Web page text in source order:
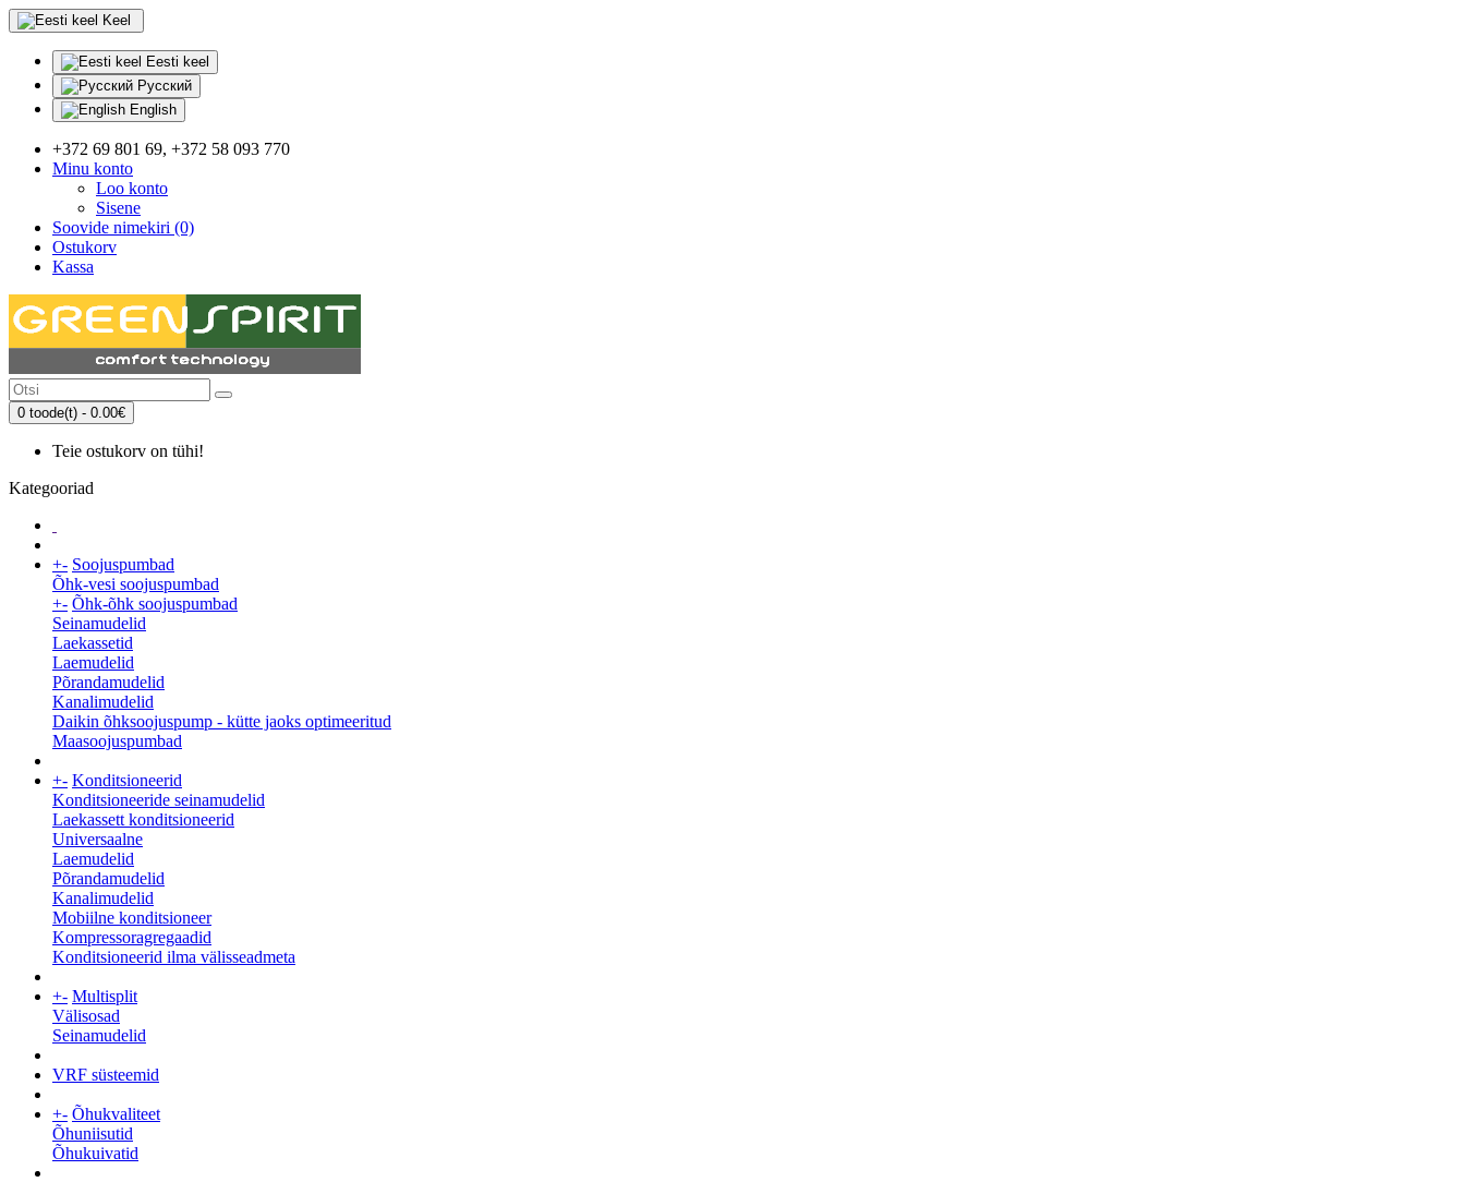
Keel
Eesti keel
Русский
English
+372 69 801 69, +372 58 093 770
Minu konto
Loo konto
Sisene
Soovide nimekiri (0)
Ostukorv
Kassa
0 toode(t) - 0.00€
Teie ostukorv on tühi!
Kategooriad
+- Soojuspumbad
Õhk-vesi soojuspumbad
+- Õhk-õhk soojuspumbad
Seinamudelid
Laekassetid
Laemudelid
Põrandamudelid
Kanalimudelid
Daikin õhksoojuspump - kütte jaoks optimeeritud
Maasoojuspumbad
+- Konditsioneerid
Konditsioneeride seinamudelid
Laekassett konditsioneerid
Universaalne
Laemudelid
Põrandamudelid
Kanalimudelid
Mobiilne konditsioneer
Kompressoragregaadid
Konditsioneerid ilma välisseadmeta
+- Multisplit
Välisosad
Seinamudelid
VRF süsteemid
+- Õhukvaliteet
Õhuniisutid
Õhukuivatid